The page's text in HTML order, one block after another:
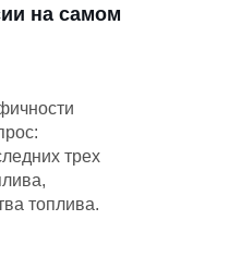
на самом
трех
топлива.